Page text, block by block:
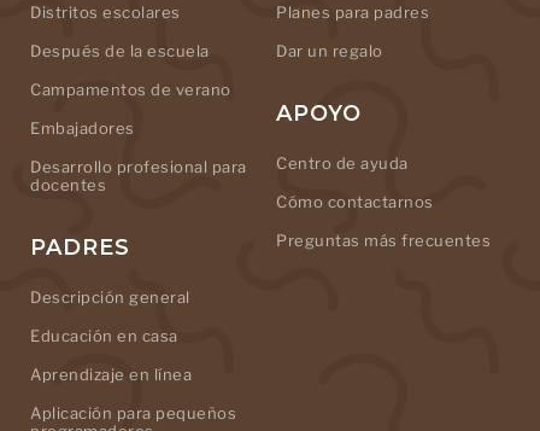
Distritos escolares
Después de la escuela
Campamentos de verano
Embajadores
Desarrollo profesional para
docentes
PADRES
Descripción general
Educación en casa
Aprendizaje en línea
Aplicación para pequeños
Planes para padres
Dar un regalo
APOYO
Centro de ayuda
Cómo contactarnos
Preguntas más frecuentes